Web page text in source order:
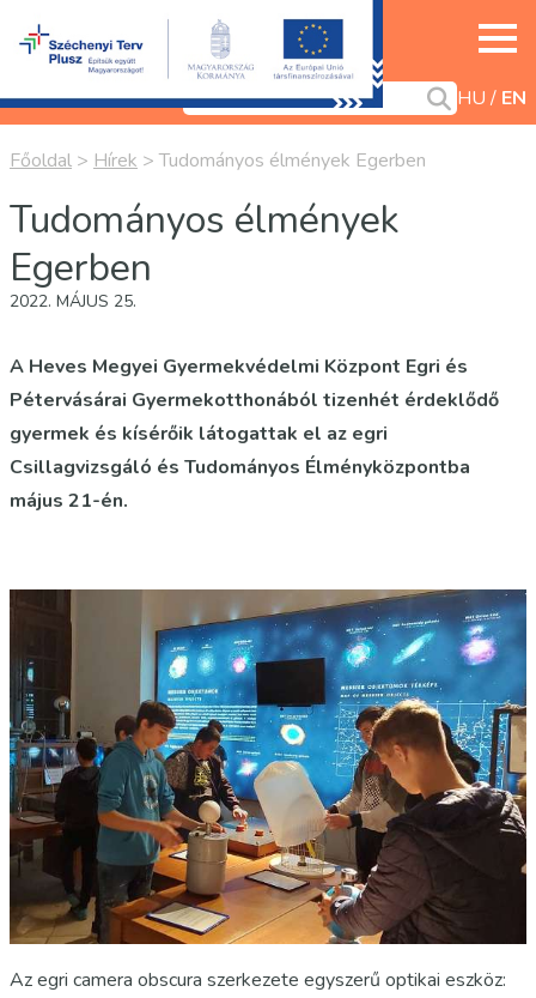
HU EN
Főoldal > Hírek >Tudományos élmények Egerben
Tudományos élmények
Egerben
2022. MÁJUS 25.
A Heves Megyei Gyermekvédelmi Központ Egri és
Pétervásárai Gyermekotthonából tizenhét érdeklődő
gyermek és kísérőik látogattak el az egri
Csillagvizsgáló és Tudományos Élményközpontba
május 21-én.
Az egri camera obscura szerkezete egyszerű optikai eszköz: